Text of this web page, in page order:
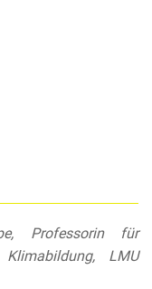
Professorin für
Klimabildung, LMU